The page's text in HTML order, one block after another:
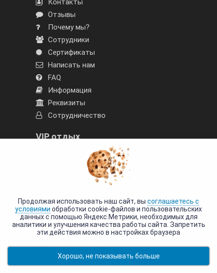
Контакты
Отзывы
Почему мы?
Сотрудники
Сертификаты
Написать нам
FAQ
Информация
Реквизиты
Сотрудничество
VIP отдых
Лучшие отели
Индивидуальный тур
Написать нам
Tour-Poisk.com - Работаем с 1999 года.
ИП Зарипова Галия Талгатовна
ИНН: 782300178655 / ОГРНИП:
305781901300039
Продолжая использовать наш сайт, вы соглашаетесь с
условиями обработки cookie-файлов и пользовательских
данных с помощью Яндекс.Метрики, необходимых для
аналитики и улучшения качества работы сайта. Запретить
эти действия можно в настройках браузера
Хорошо, не показывать больше